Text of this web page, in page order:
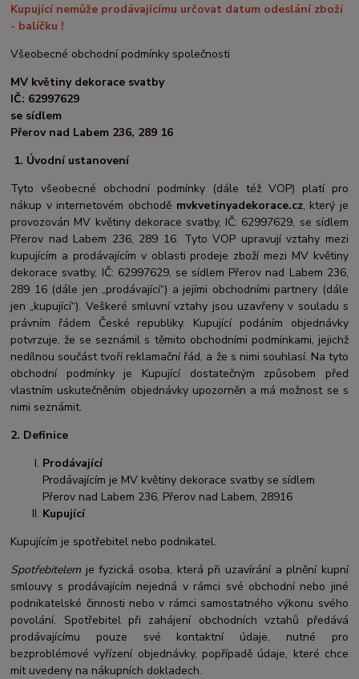
Kupující nemůže prodávajícímu určovat datum odeslání zboží
- balíčku !
Všeobecné obchodní podmínky společnosti
MV květiny dekorace svatby
IČ: 62997629
se sídlem
Přerov nad Labem 236, 289 16
1. Úvodní ustanovení
Tyto všeobecné obchodní podmínky (dále též VOP) platí pro
nákup v internetovém obchodě mvkvetinyadekorace.cz, který je
provozován MV květiny dekorace svatby, IČ: 62997629, se sídlem
Přerov nad Labem 236, 289 16. Tyto VOP upravují vztahy mezi
kupujícím a prodávajícím v oblasti prodeje zboží mezi MV květiny
dekorace svatby, IČ: 62997629, se sídlem Přerov nad Labem 236,
289 16 (dále jen „prodávající“) a jejími obchodními partnery (dále
jen „kupující“). Veškeré smluvní vztahy jsou uzavřeny v souladu s
právním řádem České republiky. Kupující podáním objednávky
potvrzuje, že se seznámil s těmito obchodními podmínkami, jejichž
nedílnou součást tvoří reklamační řád, a že s nimi souhlasí. Na tyto
obchodní podmínky je Kupující dostatečným způsobem před
vlastním uskutečněním objednávky upozorněn a má možnost se s
nimi seznámit.
2. Definice
Prodávající
Prodávajícím je MV květiny dekorace svatby se sídlem
Přerov nad Labem 236, Přerov nad Labem, 28916
Kupující
Kupujícím je spotřebitel nebo podnikatel.
Spotřebitelem je fyzická osoba, která při uzavírání a plnění kupní
smlouvy s prodávajícím nejedná v rámci své obchodní nebo jiné
podnikatelské činnosti nebo v rámci samostatného výkonu svého
povolání. Spotřebitel při zahájení obchodních vztahů předává
prodávajícímu pouze své kontaktní údaje, nutné pro
bezproblémové vyřízení objednávky, popřípadě údaje, které chce
mít uvedeny na nákupních dokladech.